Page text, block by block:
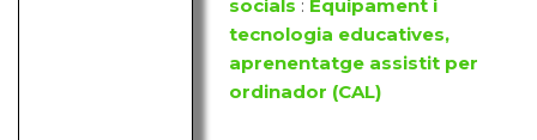
socials : Equipament i
tecnologia educatives,
aprenentatge assistit per
ordinador (CAL)